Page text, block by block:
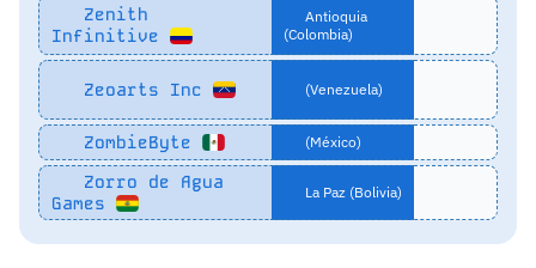
Zenith
Infinitive
Antioquia
(Colombia)
Zeoarts Inc (Venezuela)
ZombieByte (México)
Zorro de Agua
Games
La Paz (Bolivia)